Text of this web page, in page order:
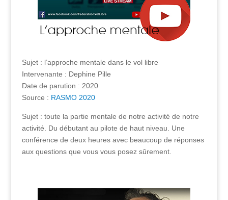
Sujet : l’approche mentale dans le vol libre
Intervenante : Dephine Pille
Date de parution : 2020
Source : RASMO 2020
Sujet : toute la partie mentale de notre activité de notre
activité. Du débutant au pilote de haut niveau. Une
conférence de deux heures avec beaucoup de réponses
aux questions que vous vous posez sûrement.